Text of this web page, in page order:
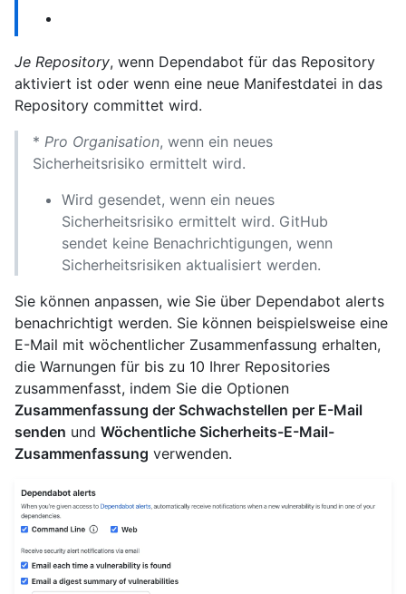
Je Repository, wenn Dependabot für das Repository
aktiviert ist oder wenn eine neue Manifestdatei in das
Repository committet wird.
* Pro Organisation, wenn ein neues
Sicherheitsrisiko ermittelt wird.
Wird gesendet, wenn ein neues
Sicherheitsrisiko ermittelt wird. GitHub
sendet keine Benachrichtigungen, wenn
Sicherheitsrisiken aktualisiert werden.
Sie können anpassen, wie Sie über Dependabot alerts
benachrichtigt werden. Sie können beispielsweise eine
E-Mail mit wöchentlicher Zusammenfassung erhalten,
die Warnungen für bis zu 10 Ihrer Repositories
zusammenfasst, indem Sie die Optionen
Zusammenfassung der Schwachstellen per E-Mail
senden und Wöchentliche Sicherheits-E-Mail-
Zusammenfassung verwenden.